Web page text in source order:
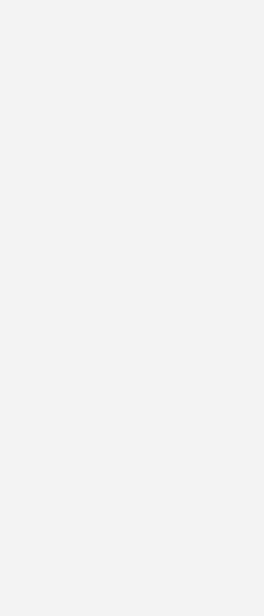
im Bad, denn die äußerst
bei Objektplane rn wie
Waschtischvarianten,
Bade- und Duschwannen zeigt